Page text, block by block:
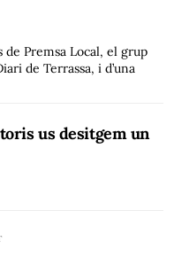
Premsa Local, el grup
de Terrassa, i d’una
us desitgem un